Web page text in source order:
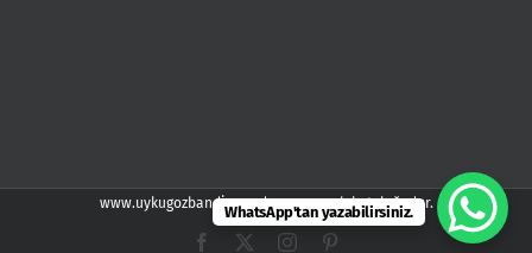
www.uykugozbandi.com demspor web kataloğudur.
Facebook Instagram
WhatsApp'tan yazabilirsiniz.